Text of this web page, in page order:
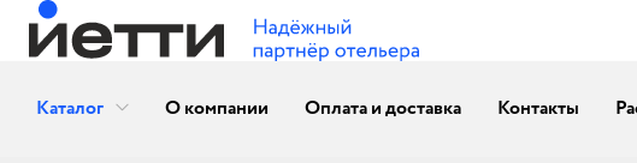
Каталог О компании Оплата и доставка Контакты